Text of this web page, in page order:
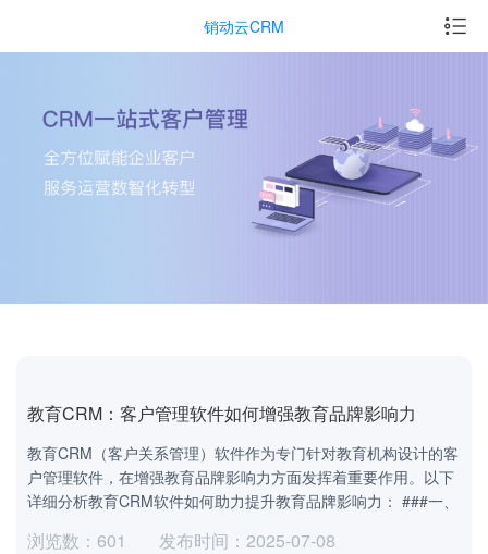
销动云CRM
教育CRM：客户管理软件如何增强教育品牌影响力
教育CRM（客户关系管理）软件作为专门针对教育机构设计的客
户管理软件，在增强教育品牌影响力方面发挥着重要作用。以下
详细分析教育CRM软件如何助力提升教育品牌影响力： ###一、
浏览数：601 发布时间：2025-07-08